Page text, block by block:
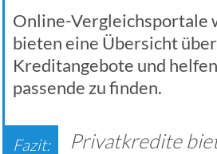
Online-Vergleichsportale
bieten eine Übersicht
Kreditangebote und
passende zu finden.
Privatkredite